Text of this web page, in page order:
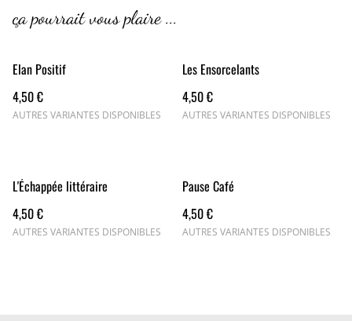
ça pourrait vous plaire ...
Elan Positif
4,50 €
AUTRES VARIANTES DISPONIBLES
Les Ensorcelants
4,50 €
AUTRES VARIANTES DISPONIBLES
L'Échappée littéraire
4,50 €
AUTRES VARIANTES DISPONIBLES
Pause Café
4,50 €
AUTRES VARIANTES DISPONIBLES